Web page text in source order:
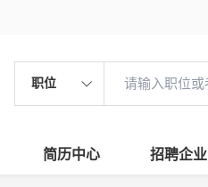
职位
简历中心 招聘企业